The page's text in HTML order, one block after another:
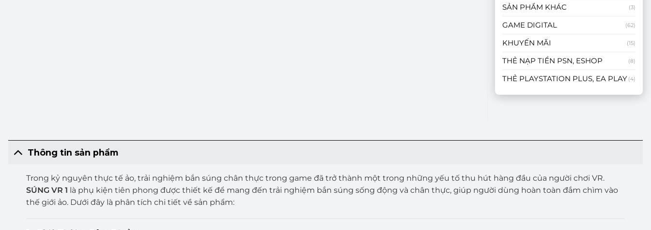
SẢN PHẨM KHÁC (3)
GAME DIGITAL (62)
KHUYẾN MÃI (15)
THẺ NẠP TIỀN PSN, ESHOP (8)
THẺ PLAYSTATION PLUS, EA PLAY (4)
Thông tin sản phẩm
Trong kỷ nguyên thực tế ảo, trải nghiệm bắn súng chân thực trong game đã trở thành một trong những yếu tố thu hút hàng đầu của người chơi VR.
SÚNG VR 1 là phụ kiện tiên phong được thiết kế để mang đến trải nghiệm bắn súng sống động và chân thực, giúp người dùng hoàn toàn đắm chìm vào
thế giới ảo. Dưới đây là phân tích chi tiết về sản phẩm: